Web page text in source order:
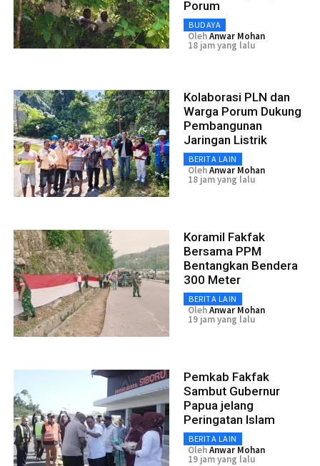
Porum
BUDAYA
OlehAnwar Mohan
18 jam yang lalu
Kolaborasi PLN dan
Warga Porum Dukung
Pembangunan
Jaringan Listrik
BERITA LAIN
OlehAnwar Mohan
18 jam yang lalu
Koramil Fakfak
Bersama PPM
Bentangkan Bendera
300 Meter
BERITA LAIN
OlehAnwar Mohan
19 jam yang lalu
Pemkab Fakfak
Sambut Gubernur
Papua jelang
Peringatan Islam
BERITA LAIN
OlehAnwar Mohan
19 jam yang lalu